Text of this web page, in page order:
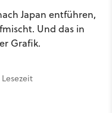
Japan entführen,
Und das in
Grafik.